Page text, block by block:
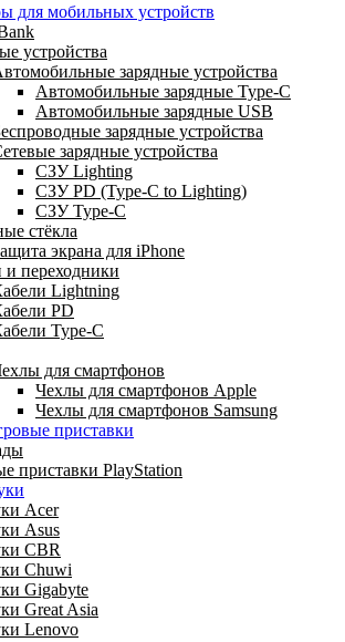
для мобильных устройств
устройства
зарядные устройства
Автомобильные зарядные Type-C
Автомобильные зарядные USB
зарядные устройства
зарядные устройства
СЗУ Lighting
СЗУ PD (Type-C to Lighting)
СЗУ Type-C
стёкла
экрана для iPhone
и переходники
Lightning
PD
Type-C
для смартфонов
Чехлы для смартфонов Apple
Чехлы для смартфонов Samsung
приставки
приставки PlayStation
Acer
Asus
CBR
Chuwi
Gigabyte
Great Asia
Lenovo